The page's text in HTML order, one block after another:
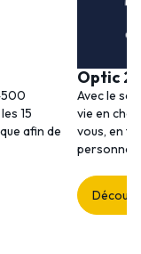
15
afin de
Optic
Avec le
vie en
vous, en